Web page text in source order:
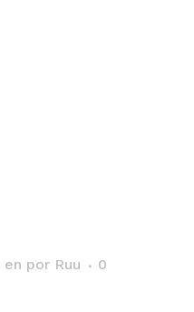
en por Ruu
0